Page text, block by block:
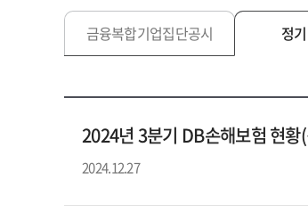
동
금융복합기업집단공시 정
2024년 3분기 DB손해보험 현
2024.12.27